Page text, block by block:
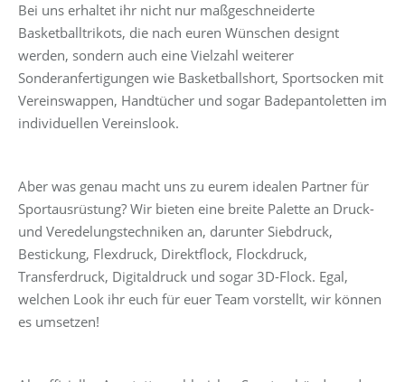
Bei uns erhaltet ihr nicht nur maßgeschneiderte
Basketballtrikots, die nach euren Wünschen designt
werden, sondern auch eine Vielzahl weiterer
Sonderanfertigungen wie Basketballshort, Sportsocken mit
Vereinswappen, Handtücher und sogar Badepantoletten im
individuellen Vereinslook.
Aber was genau macht uns zu eurem idealen Partner für
Sportausrüstung? Wir bieten eine breite Palette an Druck-
und Veredelungstechniken an, darunter Siebdruck,
Bestickung, Flexdruck, Direktflock, Flockdruck,
Transferdruck, Digitaldruck und sogar 3D-Flock. Egal,
welchen Look ihr euch für euer Team vorstellt, wir können
es umsetzen!